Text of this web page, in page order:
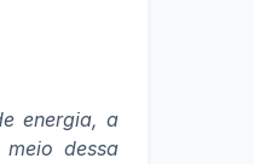
energia, a
dessa